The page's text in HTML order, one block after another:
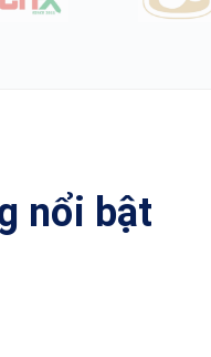
nổi bật